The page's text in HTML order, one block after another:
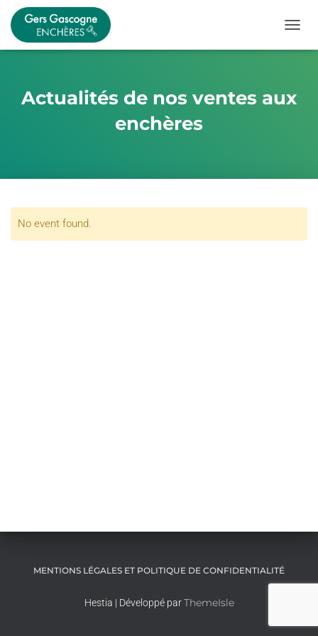
Actualités de nos ventes aux
enchères
No event found.
MENTIONS LÉGALES ET POLITIQUE DE CONFIDENTIALITÉ
Hestia | Développé parThemeIsle